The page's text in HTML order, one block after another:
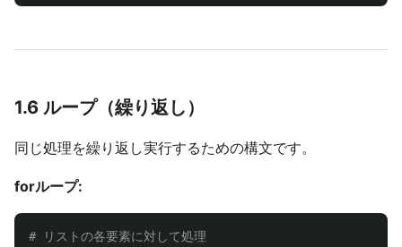
1.6 ループ（繰り返し）
同じ処理を繰り返し実行するための構文です。
forループ: